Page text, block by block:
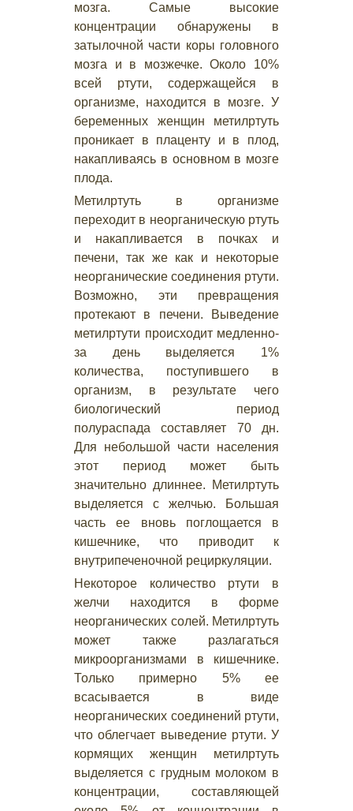
мозга. Самые высокие
концентрации обнаружены в
затылочной части коры головного
мозга и в мозжечке. Около 10%
всей ртути, содержащейся в
организме, находится в мозге. У
беременных женщин метилртуть
проникает в плаценту и в плод,
накапливаясь в основном в мозге
плода.
Метилртуть в организме
переходит в неорганическую ртуть
и накапливается в почках и
печени, так же как и некоторые
неорганические соединения ртути.
Возможно, эти превращения
протекают в печени. Выведение
метилртути происходит медленно-
за день выделяется 1%
количества, поступившего в
организм, в результате чего
биологический период
полураспада составляет 70 дн.
Для небольшой части населения
этот период может быть
значительно длиннее. Метилртуть
выделяется с желчью. Большая
часть ее вновь поглощается в
кишечнике, что приводит к
внутрипеченочной рециркуляции.
Некоторое количество ртути в
желчи находится в форме
неорганических солей. Метилртуть
может также разлагаться
микроорганизмами в кишечнике.
Только примерно 5% ее
всасывается в виде
неорганических соединений ртути,
что облегчает выведение ртути. У
кормящих женщин метилртуть
выделяется с грудным молоком в
концентрации, составляющей